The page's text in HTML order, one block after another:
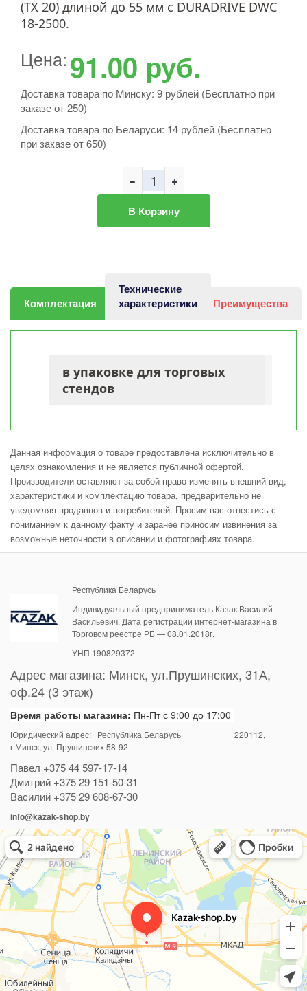
(TX 20) длиной до 55 мм с DURADRIVE DWC
18-2500.
Цена:91.00 руб.
Доставка товара по Минску: 9 рублей (Бесплатно при
заказе от 250)
Доставка товара по Беларуси: 14 рублей (Бесплатно
при заказе от 650)
В Корзину
Комплектация
Технические
характеристики
Преимущества
в упаковке для торговых
стендов
Данная информация о товаре предоставлена исключительно в
целях ознакомления и не является публичной офертой.
Производители оставляют за собой право изменять внешний вид,
характеристики и комплектацию товара, предварительно не
уведомляя продавцов и потребителей. Просим вас отнестись с
пониманием к данному факту и заранее приносим извинения за
возможные неточности в описании и фотографиях товара.
Республика Беларусь
Индивидуальный предприниматель Казак Василий
Васильевич. Дата регистрации интернет-магазина в
Торговом реестре РБ — 08.01.2018г.
УНП 190829372
Адрес магазина: Минск, ул.Прушинских, 31А,
оф.24 (3 этаж)
Время работы магазина: Пн-Пт с 9:00 до 17:00
Юридический адрес: Республика Беларусь 220112,
г.Минск, ул. Прушинских 58-92
Павел +375 44 597-17-14
Дмитрий +375 29 151-50-31
Василий +375 29 608-67-30
info@kazak-shop.by